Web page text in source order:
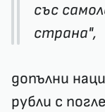
със
страна",
допълни
рубли с